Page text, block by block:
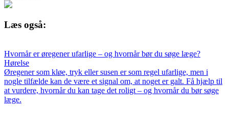
Læs også:
Hvornår er øregener ufarlige – og hvornår bør du søge læge?
Hørelse
Øregener som kløe, tryk eller susen er som regel ufarlige, men i
nogle tilfælde kan de være et signal om, at noget er galt. Få hjælp til
at vurdere, hvornår du kan tage det roligt – og hvornår du bør søge
læge.